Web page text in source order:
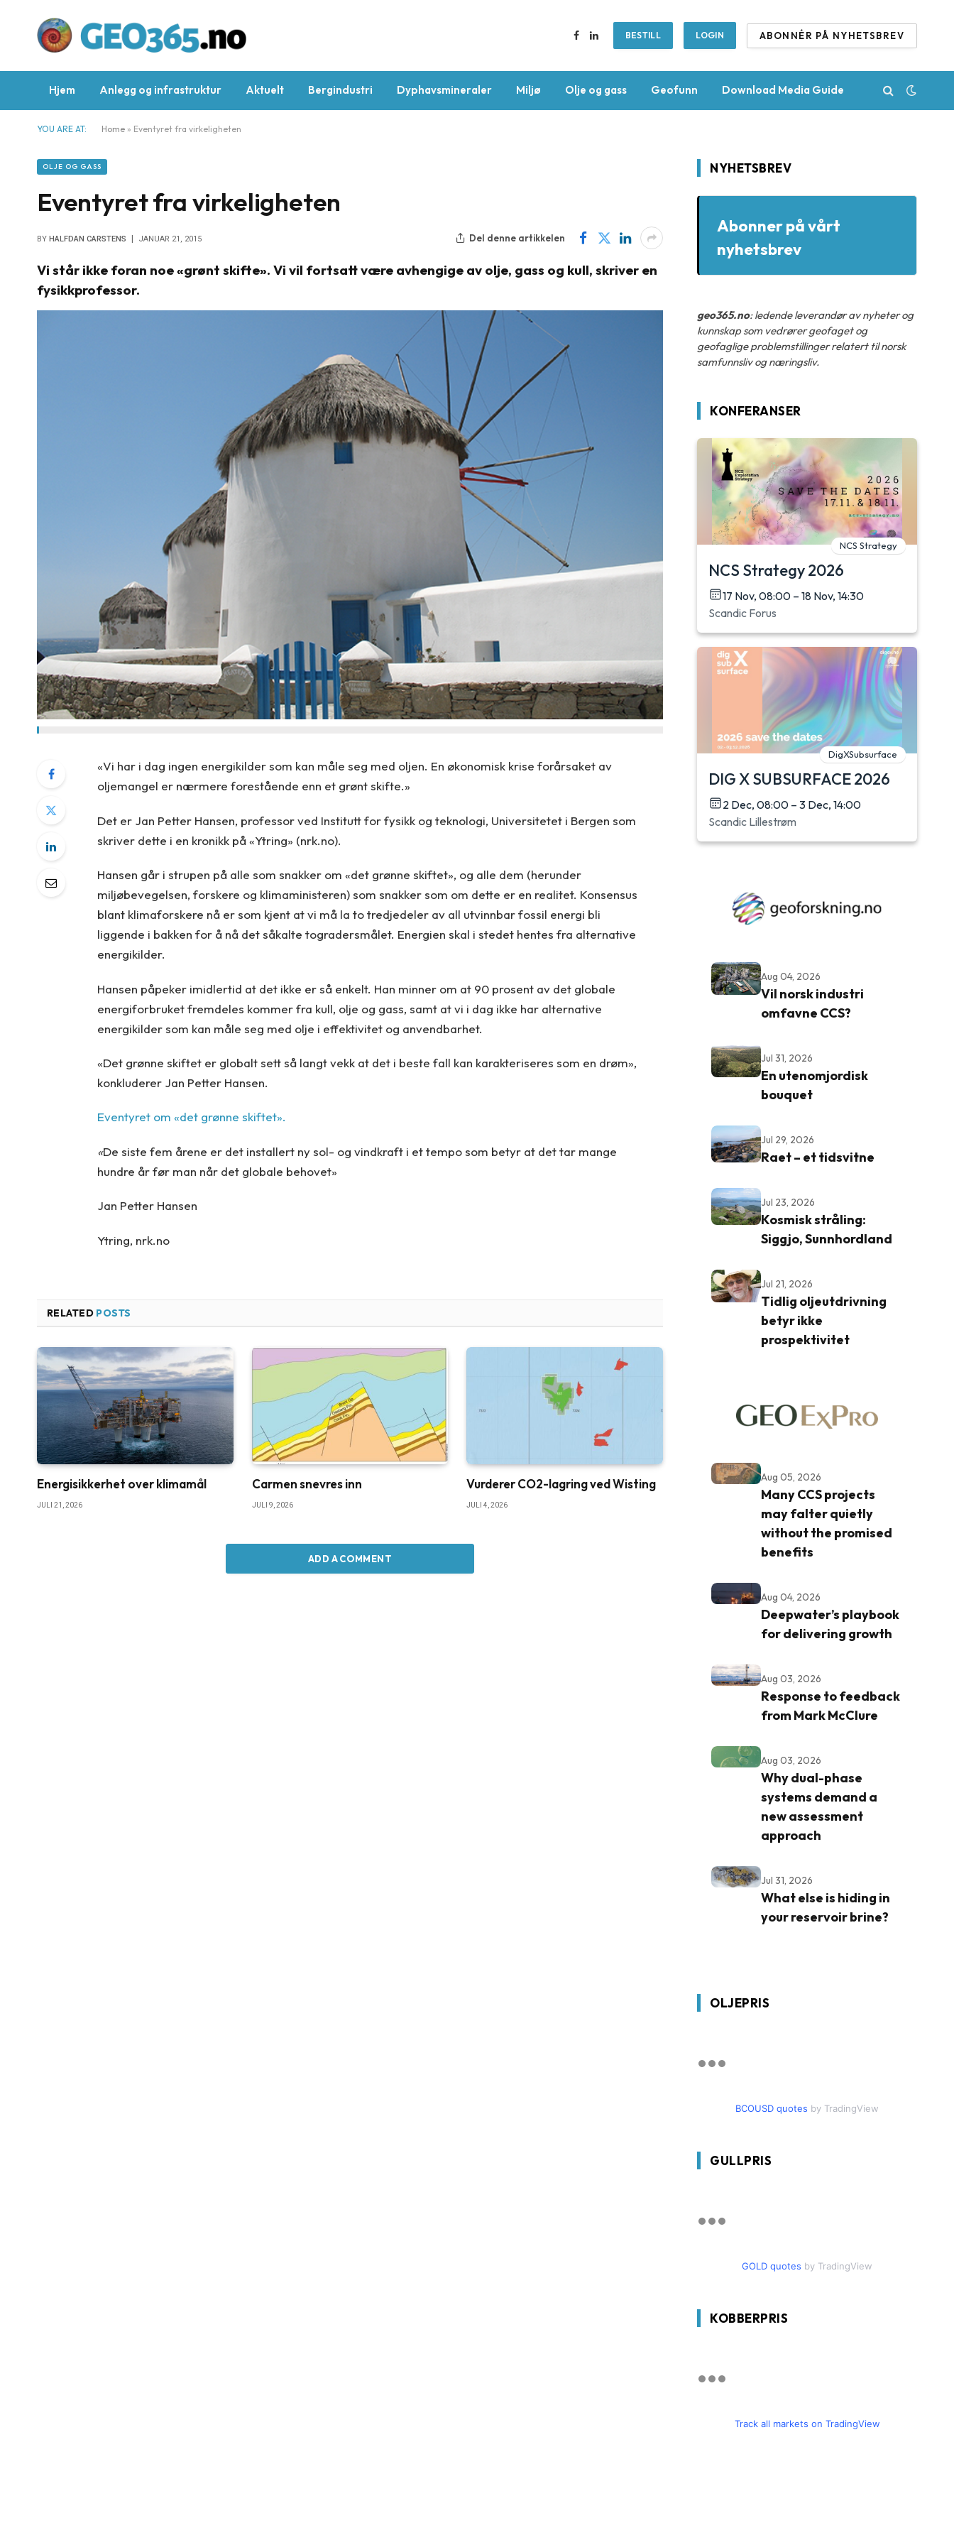
Facebook
LinkedInBESTILL LOGIN ABONNÉR PÅ NYHETSBREV
Hjem Anlegg og infrastruktur Aktuelt Bergindustri Dyphavsmineraler Miljø Olje og gass Geofunn Download Media Guide
YOU ARE AT: Home » Eventyret fra virkeligheten
OLJE OG GASS
Eventyret fra virkeligheten
BY HALFDAN CARSTENS JANUAR 21, 2015 Del denne artikkelen
Vi står ikke foran noe «grønt skifte». Vi vil fortsatt være avhengige av olje, gass og kull, skriver en
fysikkprofessor.
«Vi har i dag ingen energikilder som kan måle seg med oljen. En økonomisk krise forårsaket av
oljemangel er nærmere forestående enn et grønt skifte.»
Det er Jan Petter Hansen, professor ved Institutt for fysikk og teknologi, Universitetet i Bergen som
skriver dette i en kronikk på «Ytring» (nrk.no).
Hansen går i strupen på alle som snakker om «det grønne skiftet», og alle dem (herunder
miljøbevegelsen, forskere og klimaministeren) som snakker som om dette er en realitet. Konsensus
blant klimaforskere nå er som kjent at vi må la to tredjedeler av all utvinnbar fossil energi bli
liggende i bakken for å nå det såkalte togradersmålet. Energien skal i stedet hentes fra alternative
energikilder.
Hansen påpeker imidlertid at det ikke er så enkelt. Han minner om at 90 prosent av det globale
energiforbruket fremdeles kommer fra kull, olje og gass, samt at vi i dag ikke har alternative
energikilder som kan måle seg med olje i effektivitet og anvendbarhet.
«Det grønne skiftet er globalt sett så langt vekk at det i beste fall kan karakteriseres som en drøm»,
konkluderer Jan Petter Hansen.
Eventyret om «det grønne skiftet».
«De siste fem årene er det installert ny sol- og vindkraft i et tempo som betyr at det tar mange
hundre år før man når det globale behovet»
Jan Petter Hansen
Ytring, nrk.no
RELATED POSTS
Energisikkerhet over klimamål
JULI 21, 2026
Carmen snevres inn
JULI 9, 2026
Vurderer CO2-lagring ved Wisting
JULI 4, 2026
ADD A COMMENT
NYHETSBREV
Abonner på vårt
nyhetsbrev
geo365.no: ledende leverandør av nyheter og
kunnskap som vedrører geofaget og
geofaglige problemstillinger relatert til norsk
samfunnsliv og næringsliv.
KONFERANSER
NCS Strategy
NCS Strategy 2026
17 Nov, 08:00 – 18 Nov, 14:30
Scandic Forus
DigXSubsurface
DIG X SUBSURFACE 2026
2 Dec, 08:00 – 3 Dec, 14:00
Scandic Lillestrøm
Aug 04, 2026
Vil norsk industri
omfavne CCS?
Jul 31, 2026
En utenomjordisk
bouquet
Jul 29, 2026
Raet – et tidsvitne
Jul 23, 2026
Kosmisk stråling:
Siggjo, Sunnhordland
Jul 21, 2026
Tidlig oljeutdrivning
betyr ikke
prospektivitet
Aug 05, 2026
Many CCS projects
may falter quietly
without the promised
benefits
Aug 04, 2026
Deepwater’s playbook
for delivering growth
Aug 03, 2026
Response to feedback
from Mark McClure
Aug 03, 2026
Why dual-phase
systems demand a
new assessment
approach
Jul 31, 2026
What else is hiding in
your reservoir brine?
OLJEPRIS
BCOUSD quotes by TradingView
GULLPRIS
GOLD quotes by TradingView
KOBBERPRIS
Track all markets on TradingView